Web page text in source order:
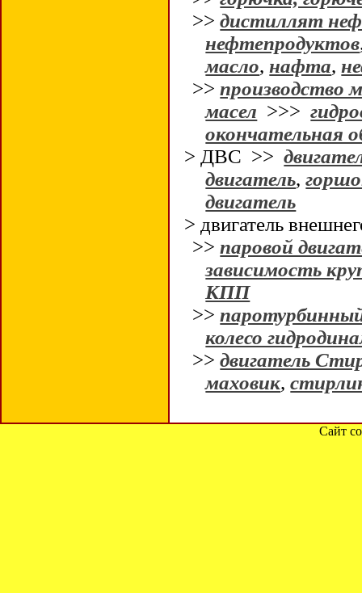
>>дистиллят
нефтепродуктов
масло, нафта,
>>производство
масел >>>
окончательная
> ДВС >>
двигатель,
двигатель
> двигатель
>>паровой
зависимость
КПП
>>
колесо
>>двигатель
маховик,
Сайт